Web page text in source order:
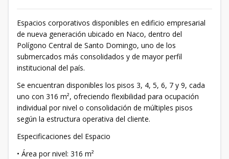
Espacios corporativos disponibles en edificio empresarial
de nueva generación ubicado en Naco, dentro del
Polígono Central de Santo Domingo, uno de los
submercados más consolidados y de mayor perfil
institucional del país.
Se encuentran disponibles los pisos 3, 4, 5, 6, 7 y 9, cada
uno con 316 m², ofreciendo flexibilidad para ocupación
individual por nivel o consolidación de múltiples pisos
según la estructura operativa del cliente.
Especificaciones del Espacio
• Área por nivel: 316 m²